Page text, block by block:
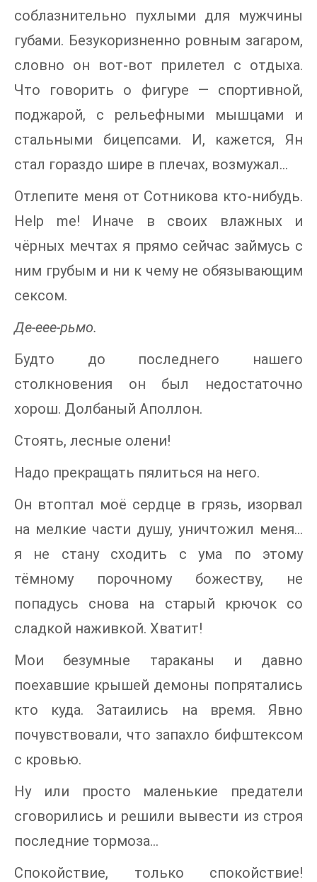
соблазнительно пухлыми для мужчины
губами. Безукоризненно ровным загаром,
словно он вот-вот прилетел с отдыха.
Что говорить о фигуре — спортивной,
поджарой, с рельефными мышцами и
стальными бицепсами. И, кажется, Ян
стал гораздо шире в плечах, возмужал…
Отлепите меня от Сотникова кто-нибудь.
Help me! Иначе в своих влажных и
чёрных мечтах я прямо сейчас займусь с
ним грубым и ни к чему не обязывающим
сексом.
Де-еее-рьмо.
Будто до последнего нашего
столкновения он был недостаточно
хорош. Долбаный Аполлон.
Стоять, лесные олени!
Надо прекращать пялиться на него.
Он втоптал моё сердце в грязь, изорвал
на мелкие части душу, уничтожил меня…
я не стану сходить с ума по этому
тёмному порочному божеству, не
попадусь снова на старый крючок со
сладкой наживкой. Хватит!
Мои безумные тараканы и давно
поехавшие крышей демоны попрятались
кто куда. Затаились на время. Явно
почувствовали, что запахло бифштексом
с кровью.
Ну или просто маленькие предатели
сговорились и решили вывести из строя
последние тормоза…
Спокойствие, только спокойствие!